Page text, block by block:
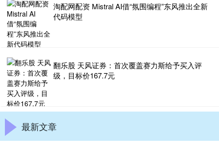
淘配网配资 Mistral AI借“氛围编程”东风推出全新
代码模型
翻乐股 天风证券：首次覆盖赛力斯给予买入评
级，目标价167.7元
最新文章